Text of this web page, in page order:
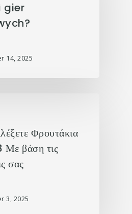
gier
14, 2025
Φρουτάκια
βάση τις
σας
3, 2025